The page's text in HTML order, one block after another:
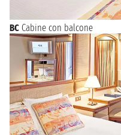
BC Cabine con balcone